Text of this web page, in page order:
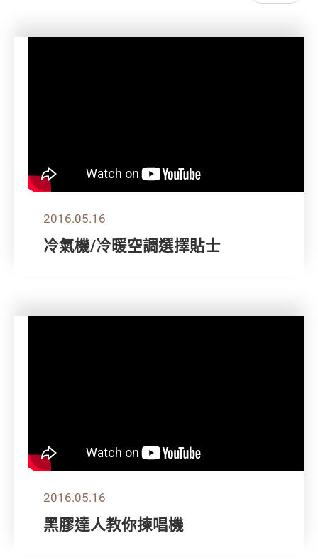
2016.05.16
冷氣機/冷暖空調選擇貼士
2016.05.16
黑膠達人教你揀唱機